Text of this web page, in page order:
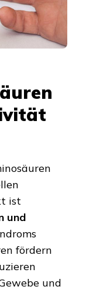
ist
und
fördern
und